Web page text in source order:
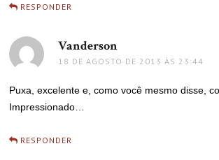
RESPONDER
Vanderson
18 DE AGOSTO DE 2013 ÀS 23:44
Puxa, excelente e, como você mesmo disse,
Impressionado…
RESPONDER